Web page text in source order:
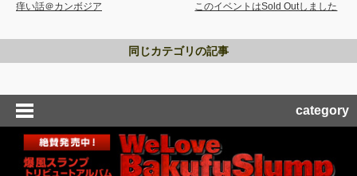
痒い話＠カンボジア
このイベントはSold Outしました
同じカテゴリの記事
category